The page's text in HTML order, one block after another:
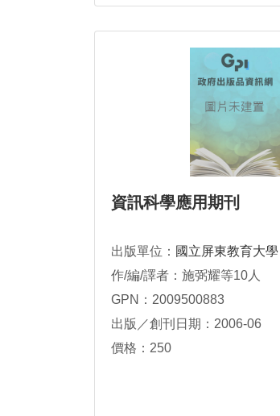
資訊科學應用期刊
出版單位： 國立屏東教育大學
作/編/譯者：施弼耀等10人
GPN：2009500883
出版／創刊日期：2006-06
價格：250